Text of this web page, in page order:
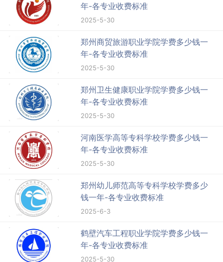
年-各专业收费标准
2025-5-30
郑州商贸旅游职业学院学费多少钱一
年-各专业收费标准
2025-5-30
郑州卫生健康职业学院学费多少钱一
年-各专业收费标准
2025-5-30
河南医学高等专科学校学费多少钱一
年-各专业收费标准
2025-5-30
郑州幼儿师范高等专科学校学费多少
钱一年-各专业收费标准
2025-6-3
鹤壁汽车工程职业学院学费多少钱一
年-各专业收费标准
2025-5-30